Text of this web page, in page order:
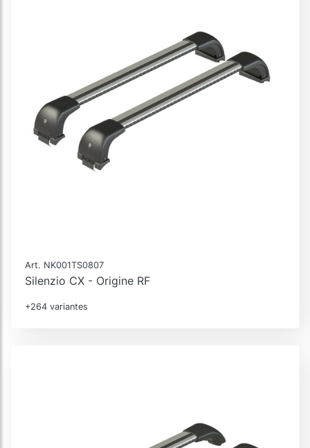
Art. NK001TS0807
Silenzio CX - Origine RF
+264 variantes